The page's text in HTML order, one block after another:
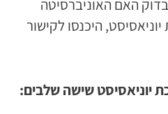
האם האוניברסיטה
היכנסו לקישור
יוניאסיסט שישה שלבים: